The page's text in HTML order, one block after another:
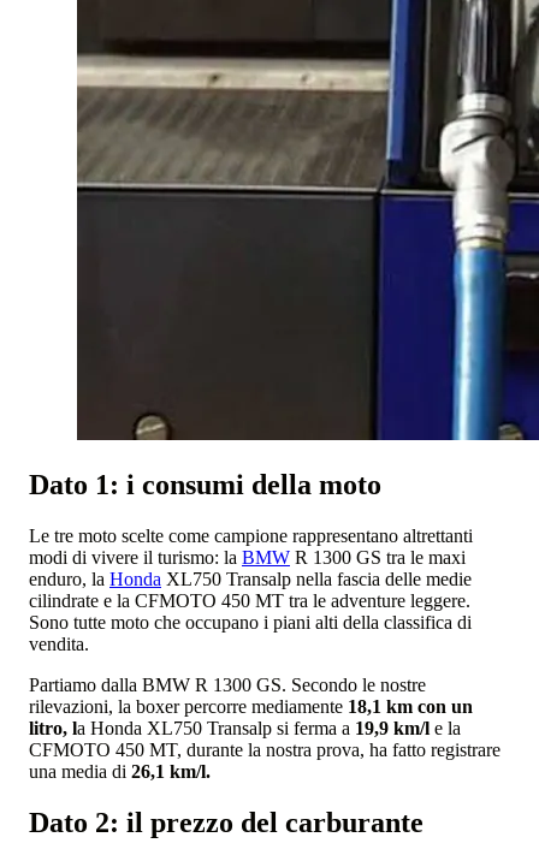
Dato 1: i consumi della moto
Le tre moto scelte come campione rappresentano altrettanti
modi di vivere il turismo: la BMW R 1300 GS tra le maxi
enduro, la Honda XL750 Transalp nella fascia delle medie
cilindrate e la CFMOTO 450 MT tra le adventure leggere.
Sono tutte moto che occupano i piani alti della classifica di
vendita.
Partiamo dalla BMW R 1300 GS. Secondo le nostre
rilevazioni, la boxer percorre mediamente 18,1 km con un
litro, la Honda XL750 Transalp si ferma a 19,9 km/l e la
CFMOTO 450 MT, durante la nostra prova, ha fatto registrare
una media di 26,1 km/l.
Dato 2: il prezzo del carburante